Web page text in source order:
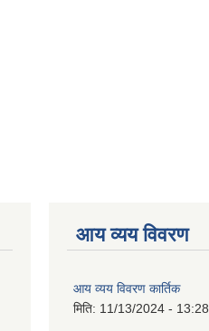
आय व्यय विवरण
आय व्यय विवरण कार्तिक
मिति: 11/13/2024 - 13:28